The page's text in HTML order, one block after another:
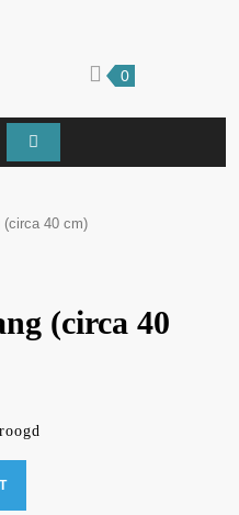
shopping
0
(circa 40 cm)
(circa 40